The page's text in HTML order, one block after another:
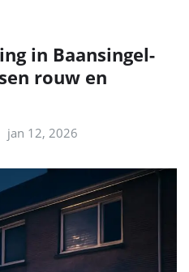
in Baansingel-
rouw en
jan 12, 2026